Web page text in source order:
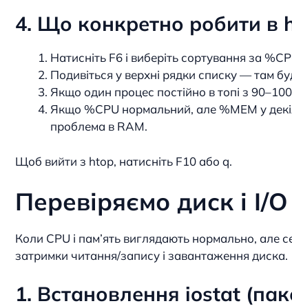
4. Що конкретно робити в
Натисніть F6 і виберіть сортування за
Подивіться у верхні рядки списку — там
Якщо один процес постійно в топі з
Якщо %CPU нормальний, але %MEM у
проблема в RAM.
Щоб вийти з htop, натисніть F10 або q.
Перевіряємо диск і I/
Коли CPU і пам’ять виглядають нормально, але
затримки читання/запису і завантаження диска.
1. Встановлення iostat